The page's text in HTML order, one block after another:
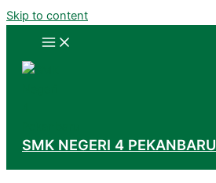
Skip to content
SMK NEGERI 4 PEKANBARU